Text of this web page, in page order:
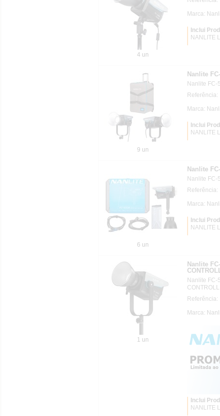
4 un
Marca:
Inclui
NANLITE
9 un
Nanlite
Nanlite FC-
Referência:
Marca:
Inclui
NANLITE
6 un
Nanlite
Nanlite FC-
Marca:
Inclui
NANLITE
1 un
Nanlite
Nanlite FC-
Referência:
Marca:
Inclui
NANLITE